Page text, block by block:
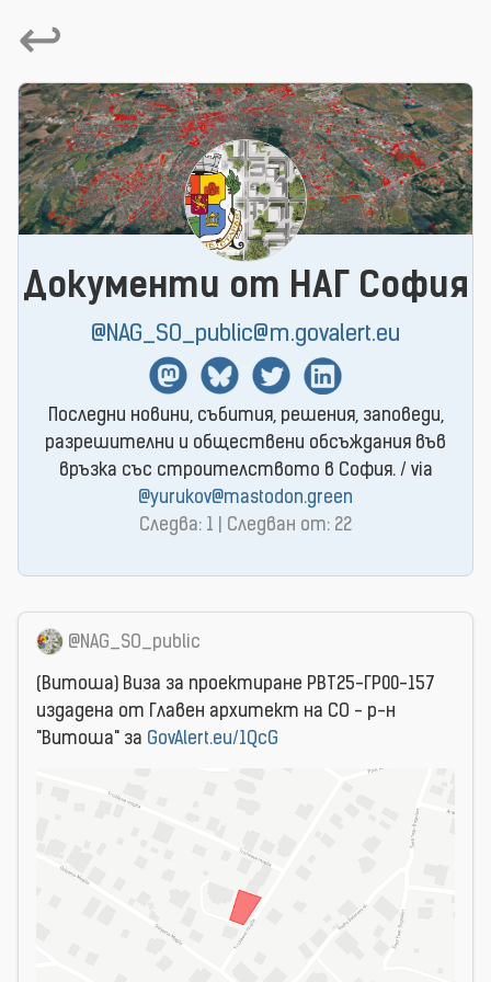
↩
Документи от НАГ София
@NAG_SO_public@m.govalert.eu
MastodonBlueSkyTwitterLinkedin
Последни новини, събития, решения, заповеди,
разрешителни и обществени обсъждания във
връзка със строителството в София. / via
@yurukov@mastodon.green
Следва: 1 | Следван от: 22
@NAG_SO_public
(Витоша) Виза за проектиране РВТ25-ГР00-157
издадена от Главен архитект на СО - р-н
"Витоша" за GovAlert.eu/1QcG